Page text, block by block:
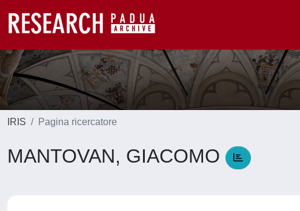
IRIS Pagina ricercatore
MANTOVAN, GIACOMO